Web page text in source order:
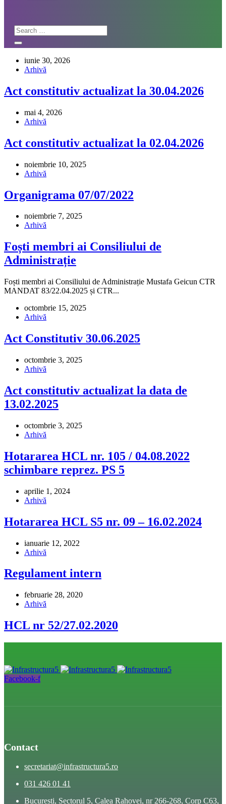
iunie 30, 2026
Arhivă
Act constitutiv actualizat la 30.04.2026
mai 4, 2026
Arhivă
Act constitutiv actualizat la 02.04.2026
noiembrie 10, 2025
Arhivă
Organigrama 07/07/2022
noiembrie 7, 2025
Arhivă
Foști membri ai Consiliului de
Administrație
Foști membri ai Consiliului de Administrație Mustafa Geicun CTR
MANDAT 83/22.04.2025 și CTR...
octombrie 15, 2025
Arhivă
Act Constitutiv 30.06.2025
octombrie 3, 2025
Arhivă
Act constitutiv actualizat la data de
13.02.2025
octombrie 3, 2025
Arhivă
Hotararea HCL nr. 105 / 04.08.2022
schimbare reprez. PS 5
aprilie 1, 2024
Arhivă
Hotararea HCL S5 nr. 09 – 16.02.2024
ianuarie 12, 2022
Arhivă
Regulament intern
februarie 28, 2020
Arhivă
HCL nr 52/27.02.2020
Facebook-f
Contact
secretariat@infrastructura5.ro
031 426 01 41
Bucuresti, Sectorul 5, Calea Rahovei, nr 266-268, Corp C63,